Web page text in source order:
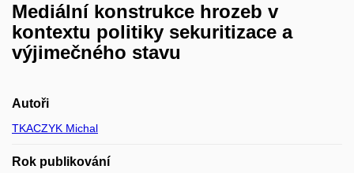
Mediální konstrukce hrozeb v
kontextu politiky sekuritizace a
výjimečného stavu
Autoři
TKACZYK Michal
Rok publikování